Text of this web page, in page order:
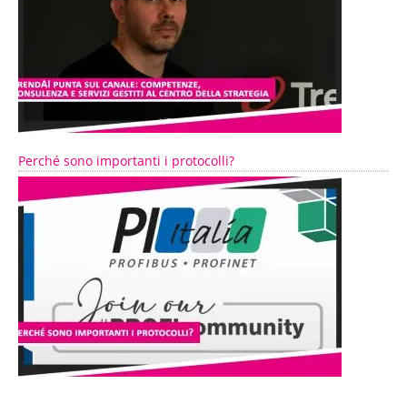
Perché sono importanti i protocolli?